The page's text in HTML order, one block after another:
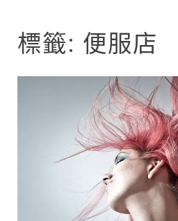
標籤: 便服店